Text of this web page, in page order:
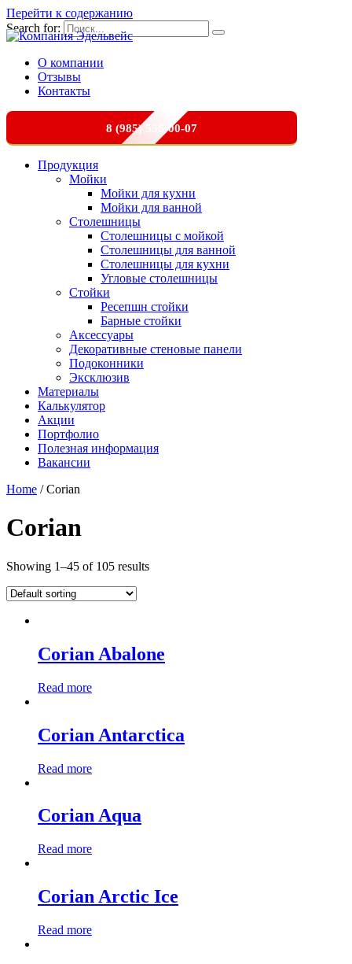
Перейти к содержанию
Search for:
О компании
Отзывы
Контакты
8 (985) 556-00-07
Продукция
Мойки
Мойки для кухни
Мойки для ванной
Столешницы
Столешницы с мойкой
Столешницы для ванной
Столешницы для кухни
Угловые столешницы
Стойки
Ресепшн стойки
Барные стойки
Аксессуары
Декоративные стеновые панели
Подоконники
Эксклюзив
Материалы
Калькулятор
Акции
Портфолио
Полезная информация
Вакансии
Home / Corian
Corian
Showing 1–45 of 105 results
Corian Abalone
Read more
Corian Antarctica
Read more
Corian Aqua
Read more
Corian Arctic Ice
Read more